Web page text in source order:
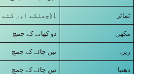
(چھلکے اور کٹے ہو سکتے ہیں۔) 1 ٹماٹر
دو کھانے کے چمچ مکھن
تین چائے کے چمچ زیرہ
تین چائے کے چمچ دھنیا